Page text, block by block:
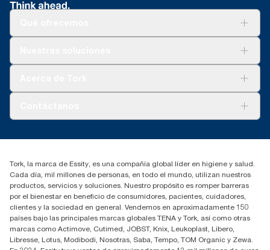
91 657 84 00
Tork, la marca de Essity, es una compañía global líder en higiene y salud.
Cada día, mil millones de personas, en todo el mundo, utilizan nuestros
productos, servicios y soluciones. Nuestro propósito es romper barreras
por el bienestar en beneficio de consumidores, pacientes, cuidadores,
clientes y la sociedad en general. Vendemos en aproximadamente 150
países bajo las principales marcas globales TENA y Tork, así como otras
marcas como Actimove, Cutimed, JOBST, Knix, Leukoplast, Libero,
Libresse, Lotus, Modibodi, Nosotras, Saba, Tempo, TOM Organic y Zewa.